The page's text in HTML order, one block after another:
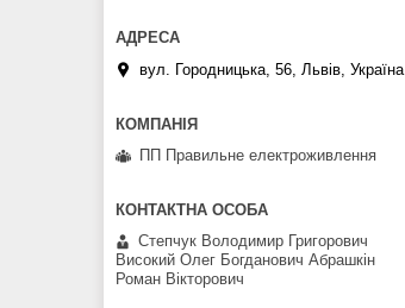
вул. Городницька, 56, Львів, Україна
ПП Правильне електроживлення
Степчук Володимир Григорович
Високий Олег Богданович Абрашкін
Роман Вікторович